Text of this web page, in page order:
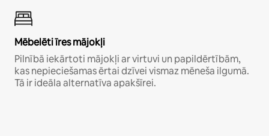
Mēbelēti īres mājokļi
Pilnībā iekārtoti mājokļi ar virtuvi un papildērtībām,
kas nepieciešamas ērtai dzīvei vismaz mēneša ilgumā.
Tā ir ideāla alternatīva apakšīrei.